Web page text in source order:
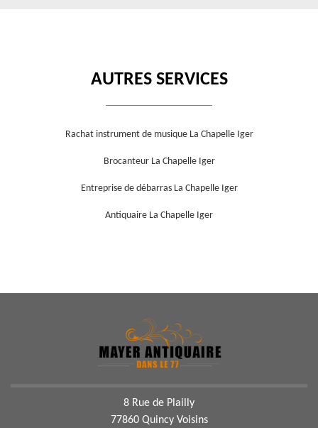
AUTRES SERVICES
Rachat instrument de musique La Chapelle Iger
Brocanteur La Chapelle Iger
Entreprise de débarras La Chapelle Iger
Antiquaire La Chapelle Iger
8 Rue de Plailly
77860 Quincy Voisins